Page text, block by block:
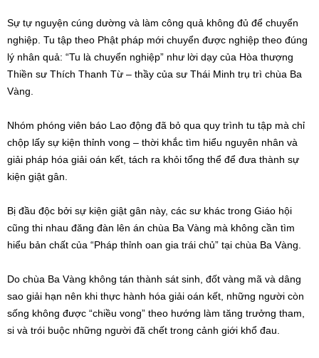
Sự tự nguyện cúng dường và làm công quả không đủ để chuyển
nghiệp. Tu tập theo Phật pháp mới chuyển được nghiệp theo đúng
lý nhân quả: “Tu là chuyển nghiệp” như lời dạy của Hòa thượng
Thiền sư Thích Thanh Từ – thầy của sư Thái Minh trụ trì chùa Ba
Vàng.
Nhóm phóng viên báo Lao động đã bỏ qua quy trình tu tập mà chỉ
chộp lấy sự kiện thỉnh vong – thời khắc tìm hiểu nguyên nhân và
giải pháp hóa giải oán kết, tách ra khỏi tổng thể để đưa thành sự
kiện giật gân.
Bị đầu độc bởi sự kiện giật gân này, các sư khác trong Giáo hội
cũng thi nhau đăng đàn lên án chùa Ba Vàng mà không cần tìm
hiểu bản chất của “Pháp thỉnh oan gia trái chủ” tại chùa Ba Vàng.
Do chùa Ba Vàng không tán thành sát sinh, đốt vàng mã và dâng
sao giải hạn nên khi thực hành hóa giải oán kết, những người còn
sống không được “chiều vong” theo hướng làm tăng trưởng tham,
si và trói buộc những người đã chết trong cảnh giới khổ đau.